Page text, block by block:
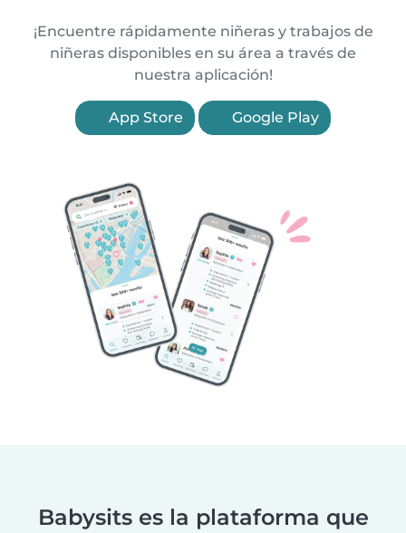
¡Encuentre rápidamente niñeras y trabajos de
niñeras disponibles en su área a través de
nuestra aplicación!
App Store Google Play
Babysits es la plataforma que